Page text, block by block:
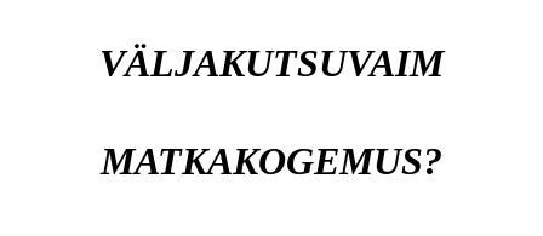
VÄLJAKUTSUVAIM
MATKAKOGEMUS?